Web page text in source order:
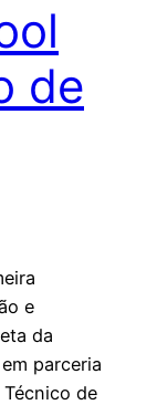
de
e
da
parceria
de